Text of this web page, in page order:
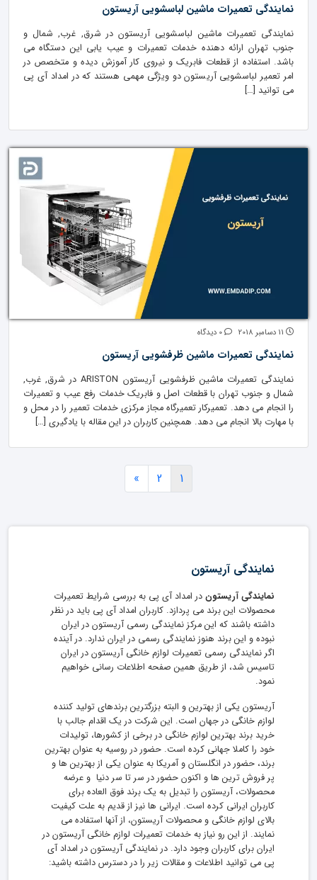
نمایندگی تعمیرات ماشین لباسشویی آریستون
نمایندگی تعمیرات ماشین لباسشویی آریستون در شرق, غرب, شمال و
جنوب تهران ارائه دهنده خدمات تعمیرات و عیب یابی این دستگاه می
باشد. استفاده از قطعات فابریک و نیروی کار آموزش دیده و متخصص در
امر تعمیر لباسشویی آریستون دو ویژگی مهمی هستند که در امداد آی پی
می توانید […]
نمایندگی تعمیرات ماشین ظرفشویی آریستون
نمایندگی تعمیرات ماشین ظرفشویی آریستون ARISTON در شرق, غرب,
شمال و جنوب تهران با قطعات اصل و فابریک خدمات رفع عیب و تعمیرات
را انجام می دهد. تعمیرکار تعمیرگاه مجاز مرکزی خدمات تعمیر را در محل و
با مهارت بالا انجام می دهد. همچنین کاربران در این مقاله با یادگیری […]
1
2
»
نمایندگی آریستون
نمایندگی آریستون در امداد آی پی به بررسی شرایط تعمیرات
محصولات این برند می پردازد. کاربران امداد آی پی باید در نظر
داشته باشند که این مرکز نمایندگی رسمی آریستون در ایران
نبوده و این برند هنوز نمایندگی رسمی در ایران ندارد. در آینده
اگر نمایندگی رسمی تعمیرات لوازم خانگی آریستون در ایران
تاسیس شد، از طریق همین صفحه اطلاعات رسانی خواهیم
نمود.
آریستون یکی از بهترین و البته بزرگترین برندهای تولید کننده
لوازم خانگی در جهان است. این شرکت در یک اقدام جالب با
خرید برند بهترین لوازم خانگی در برخی از کشورها، تولیدات
خود را کاملا جهانی کرده است. حضور در روسیه به عنوان بهترین
برند، حضور در انگلستان و آمریکا به عنوان یکی از بهترین ها و
پر فروش ترین ها و اکنون حضور در سر تا سر دنیا و عرضه
محصولات، آریستون را تبدیل به یک برند فوق العاده برای
کاربران ایرانی کرده است. ایرانی ها نیز از قدیم به علت کیفیت
بالای لوازم خانگی و محصولات آریستون، از آنها استفاده می
نمایند. از این رو نیاز به خدمات تعمیرات لوازم خانگی آریستون در
ایران برای کاربران وجود دارد. در نمایندگی آریستون در امداد آی
پی می توانید اطلاعات و مقالات زیر را در دسترس داشته باشید: